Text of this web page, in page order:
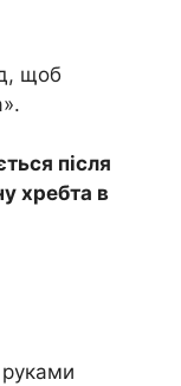
щоб
після
хребта в